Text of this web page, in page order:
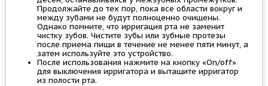
Продолжайте до тех пор, пока все области вокруг и
между зубами не будут полноценно очищены.
Однако помните, что ирригация рта не заменит
чистку зубов. Чистите зубы или зубные протезы
после приема пищи в течение не менее пяти минут, а
затем используйте это устройство.
После использования нажмите на кнопку «On/off»
для выключения ирригатора и вытащите ирригатор
из полости рта.